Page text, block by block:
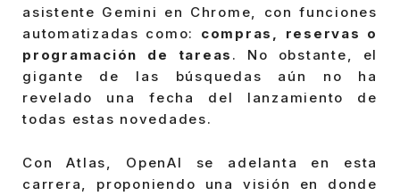
asistente Gemini en Chrome, con funciones
automatizadas como: compras, reservas o
programación de tareas . No obstante, el
gigante de las búsquedas aún no ha
revelado una fecha del lanzamiento de
todas estas novedades.
Con Atlas, OpenAI se adelanta en esta
carrera, proponiendo una visión en donde